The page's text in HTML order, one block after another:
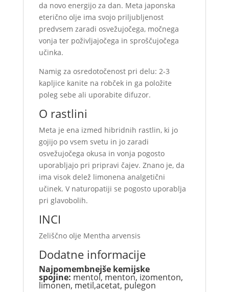
da novo energijo za dan. Meta japonska
eterično olje ima svojo priljubljenost
predvsem zaradi osvežujočega, močnega
vonja ter poživljajočega in sproščujočega
učinka.
Namig za osredotočenost pri delu: 2-3
kapljice kanite na robček in ga položite
poleg sebe ali uporabite difuzor.
O rastlini
Meta je ena izmed hibridnih rastlin, ki jo
gojijo po vsem svetu in jo zaradi
osvežujočega okusa in vonja pogosto
uporabljajo pri pripravi čajev. Znano je, da
ima visok delež limonena analgetični
učinek. V naturopatiji se pogosto uporablja
pri glavobolih.
INCI
Zeliščno olje Mentha arvensis
Dodatne informacije
Najpomembnejše kemijske
spojine: mentol, menton, izomenton,
limonen, metil,acetat, pulegon